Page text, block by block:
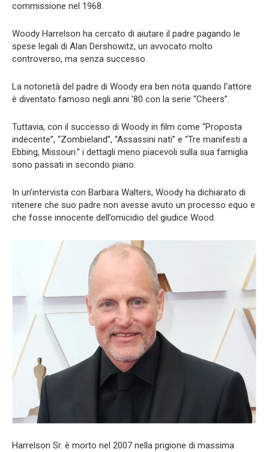
commissione nel 1968.
Woody Harrelson ha cercato di aiutare il padre pagando le
spese legali di Alan Dershowitz, un avvocato molto
controverso, ma senza successo.
La notorietà del padre di Woody era ben nota quando l’attore
è diventato famoso negli anni ’80 con la serie “Cheers”.
Tuttavia, con il successo di Woody in film come “Proposta
indecente”, “Zombieland”, “Assassini nati” e “Tre manifesti a
Ebbing, Missouri.” i dettagli meno piacevoli sulla sua famiglia
sono passati in secondo piano.
In un’intervista con Barbara Walters, Woody ha dichiarato di
ritenere che suo padre non avesse avuto un processo equo e
che fosse innocente dell’omicidio del giudice Wood.
Harrelson Sr. è morto nel 2007 nella prigione di massima